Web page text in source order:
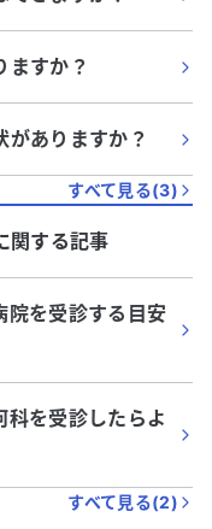
ますか？
がありますか？
すべて見る(3)
関する記事
院を受診する目安
科を受診したらよ
すべて見る(2)